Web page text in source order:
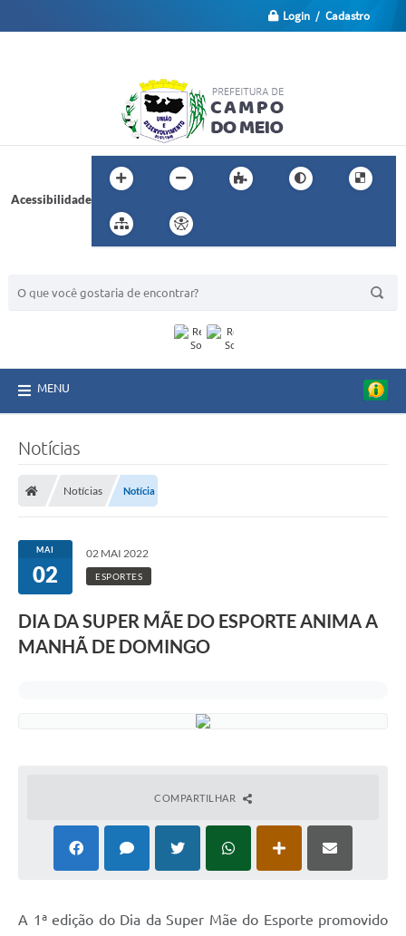
Login / Cadastro
Acessibilidade
MENU
Notícias
Notícias Notícia
MAI
02
02 MAI 2022
ESPORTES
DIA DA SUPER MÃE DO ESPORTE ANIMA A
MANHÃ DE DOMINGO
COMPARTILHAR
A 1ª edição do Dia da Super Mãe do Esporte promovido